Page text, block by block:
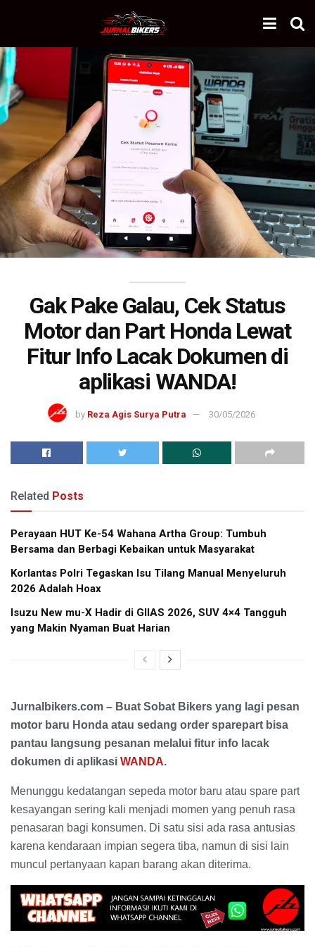
Gak Pake Galau, Cek Status
Motor dan Part Honda Lewat
Fitur Info Lacak Dokumen di
aplikasi WANDA!
by Reza Agis Surya Putra 30/05/2026
Related Posts
Perayaan HUT Ke-54 Wahana Artha Group: Tumbuh
Bersama dan Berbagi Kebaikan untuk Masyarakat
Korlantas Polri Tegaskan Isu Tilang Manual Menyeluruh
2026 Adalah Hoax
Isuzu New mu-X Hadir di GIIAS 2026, SUV 4×4 Tangguh
yang Makin Nyaman Buat Harian
Jurnalbikers.com – Buat Sobat Bikers yang lagi pesan
motor baru Honda atau sedang order sparepart bisa
pantau langsung pesanan melalui fitur info lacak
dokumen di aplikasi WANDA.
Menunggu kedatangan sepeda motor baru atau spare part
kesayangan sering kali menjadi momen yang penuh rasa
penasaran bagi konsumen. Di satu sisi ada rasa antusias
karena kendaraan impian segera tiba, namun di sisi lain
muncul pertanyaan kapan barang akan diterima.